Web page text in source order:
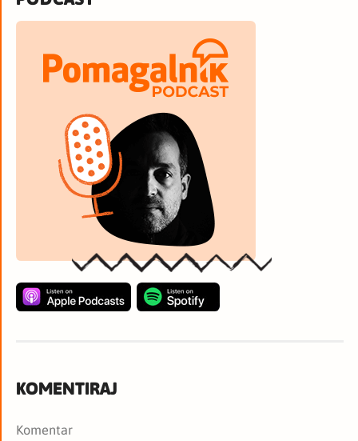
KOMENTIRAJ
Komentar